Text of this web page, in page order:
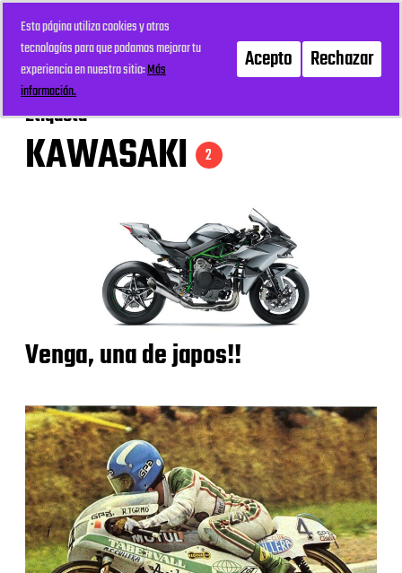
mi recreo Menú
Etiqueta
KAWASAKI 2
Venga, una de japos!!
Esta página utiliza cookies y otras
tecnologías para que podamos mejorar tu
experiencia en nuestro sitio:Más
información.
Acepto Rechazar